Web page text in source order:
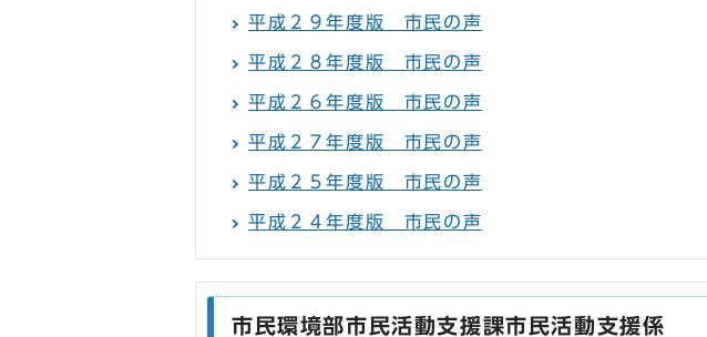
平成２９年度版 市民の声
平成２８年度版 市民の声
平成２６年度版 市民の声
平成２７年度版 市民の声
平成２５年度版 市民の声
平成２４年度版 市民の声
市民環境部市民活動支援課市民活動支援係